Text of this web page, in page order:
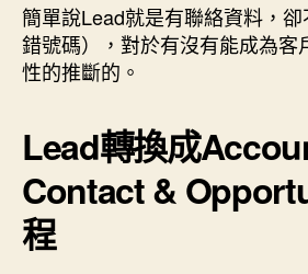
簡單說Lead就是有聯絡資料，
錯號碼），對於有沒有能成為客
性的推斷的。
Lead轉換成
Contact &
程